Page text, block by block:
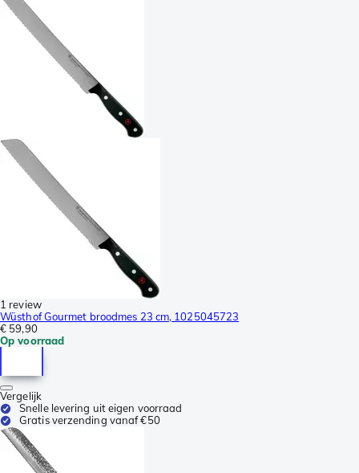
1 review
Wüsthof Gourmet broodmes 23 cm, 1025045723
€ 59,90
Op voorraad
Vergelijk
Snelle levering uit eigen voorraad
Gratis verzending vanaf €50